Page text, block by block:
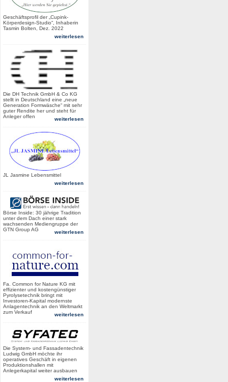
Geschäftsprofil der „Cupink-
Körperdesign-Studio“, Inhaberin
Tasmin Bolten, Dez. 2022
weiterlesen
Die DH Technik GmbH & Co KG
stellt in Deutschland eine „neue
Generation Formwäsche“ mit sehr
guter Rendite her und steht für
Anleger offen
weiterlesen
JL Jasmine Lebensmittel
weiterlesen
Börse Inside: 30 jährige Tradition
unter dem Dach einer stark
wachsenden Mediengruppe der
GTN Group AG
weiterlesen
Fa. Common for Nature KG mit
effizienter und kostengünstiger
Pyrolysetechnik bringt mit
Investoren-Kapital modernste
Anlagentechnik an den Weltmarkt
zum Verkauf
weiterlesen
Die System- und Fassadentechnik
Ludwig GmbH möchte ihr
operatives Geschäft in eigenen
Produktionshallen mit
Anlegerkapital weiter ausbauen
weiterlesen